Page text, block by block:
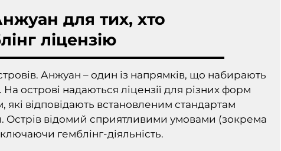
для тих, хто
ліцензію
Анжуан – один із напрямків, що набирають
острові надаються ліцензії для різних форм
які відповідають встановленим стандартам
Острів відомий сприятливими умовами (зокрема
гемблінг-діяльність.